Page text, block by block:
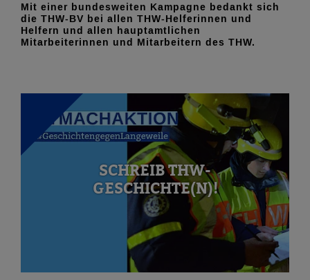
Mit einer bundesweiten Kampagne bedankt sich
die THW-BV bei allen THW-Helferinnen und
Helfern und allen hauptamtlichen
Mitarbeiterinnen und Mitarbeitern des THW.
SCHREIB THW-
GESCHICHTE(N)!